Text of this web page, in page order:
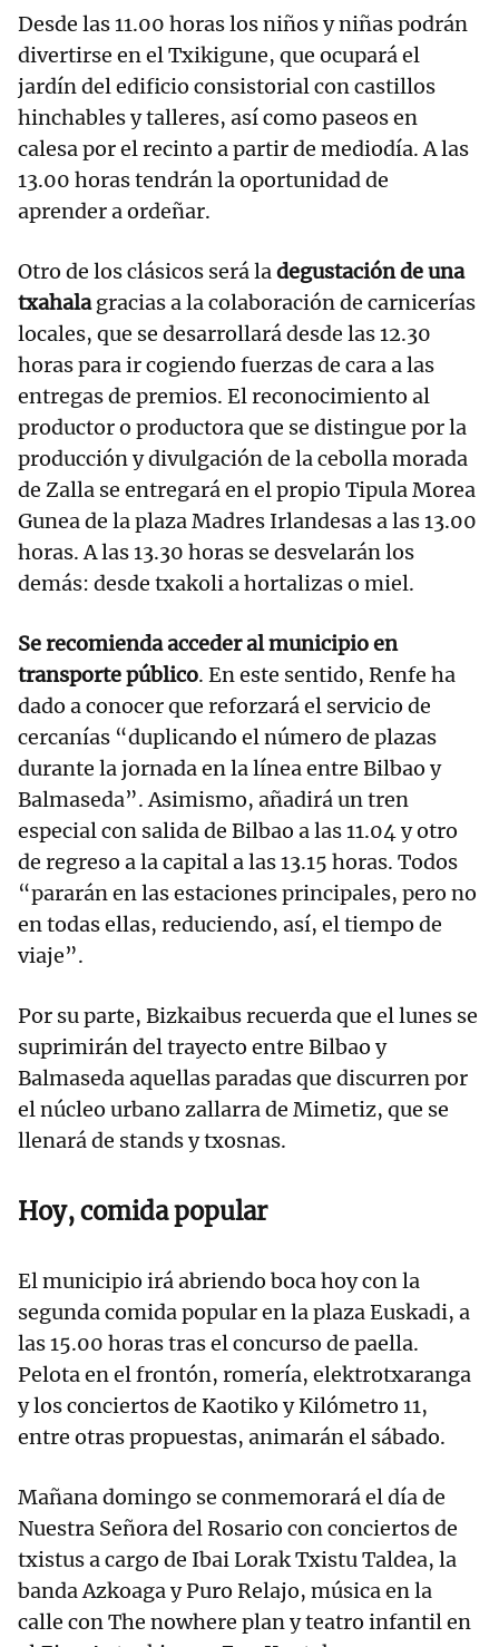
Desde las 11.00 horas los niños y niñas podrán
divertirse en el Txikigune, que ocupará el
jardín del edificio consistorial con castillos
hinchables y talleres, así como paseos en
calesa por el recinto a partir de mediodía. A las
13.00 horas tendrán la oportunidad de
aprender a ordeñar.
Otro de los clásicos será ladegustación de una
txahalagracias a la colaboración de carnicerías
locales, que se desarrollará desde las 12.30
horas para ir cogiendo fuerzas de cara a las
entregas de premios. El reconocimiento al
productor o productora que se distingue por la
producción y divulgación de la cebolla morada
de Zalla se entregará en el propio Tipula Morea
Gunea de la plaza Madres Irlandesas a las 13.00
horas. A las 13.30 horas se desvelarán los
demás: desde txakoli a hortalizas o miel.
Se recomienda acceder al municipio en
transporte público. En este sentido, Renfe ha
dado a conocer que reforzará el servicio de
cercanías “duplicando el número de plazas
durante la jornada en la línea entre Bilbao y
Balmaseda”. Asimismo, añadirá un tren
especial con salida de Bilbao a las 11.04 y otro
de regreso a la capital a las 13.15 horas. Todos
“pararán en las estaciones principales, pero no
en todas ellas, reduciendo, así, el tiempo de
viaje”.
Por su parte, Bizkaibus recuerda que el lunes se
suprimirán del trayecto entre Bilbao y
Balmaseda aquellas paradas que discurren por
el núcleo urbano zallarra de Mimetiz, que se
llenará de stands y txosnas.
Hoy, comida popular
El municipio irá abriendo boca hoy con la
segunda comida popular en la plaza Euskadi, a
las 15.00 horas tras el concurso de paella.
Pelota en el frontón, romería, elektrotxaranga
y los conciertos de Kaotiko y Kilómetro 11,
entre otras propuestas, animarán el sábado.
Mañana domingo se conmemorará el día de
Nuestra Señora del Rosario con conciertos de
txistus a cargo de Ibai Lorak Txistu Taldea, la
banda Azkoaga y Puro Relajo, música en la
calle con The nowhere plan y teatro infantil en